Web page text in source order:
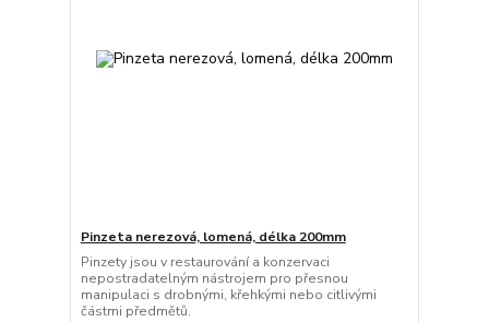
Pinzeta nerezová, lomená, délka 200mm
Pinzety jsou v restaurování a konzervaci
nepostradatelným nástrojem pro přesnou
manipulaci s drobnými, křehkými nebo citlivými
částmi předmětů.